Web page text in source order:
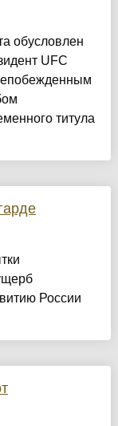
обусловлен
UFC
титула
России